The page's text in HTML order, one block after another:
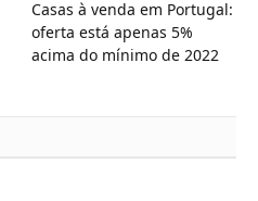
Casas à venda em Portugal:
oferta está apenas 5%
acima do mínimo de 2022